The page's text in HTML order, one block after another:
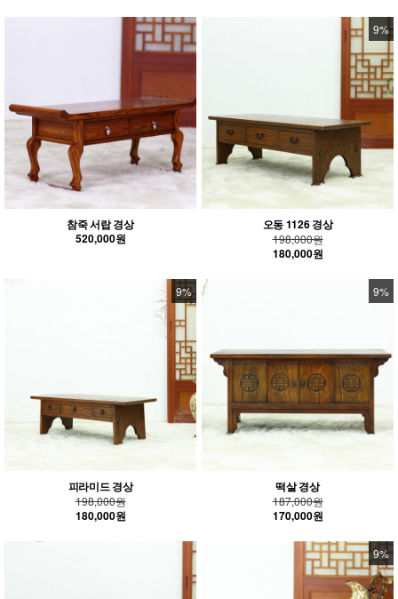
참죽 서랍 경상
520,000원
9%
오동 1126 경상
198,000원
180,000원
9%
피라미드 경상
198,000원
180,000원
9%
떡살 경상
187,000원
170,000원
9%